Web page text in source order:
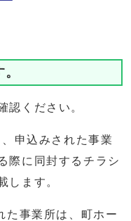
認ください。
申込みされた事業
際に同封するチラシ
します。
事業所は、町ホー